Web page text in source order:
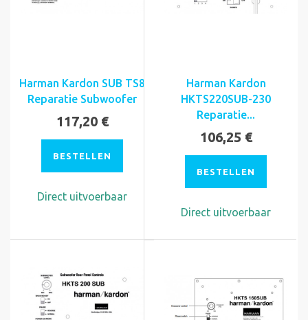
Harman Kardon SUB TS8
Reparatie Subwoofer
117,20 €
BESTELLEN
Direct uitvoerbaar
Harman Kardon
HKTS220SUB-230
Reparatie...
106,25 €
BESTELLEN
Direct uitvoerbaar